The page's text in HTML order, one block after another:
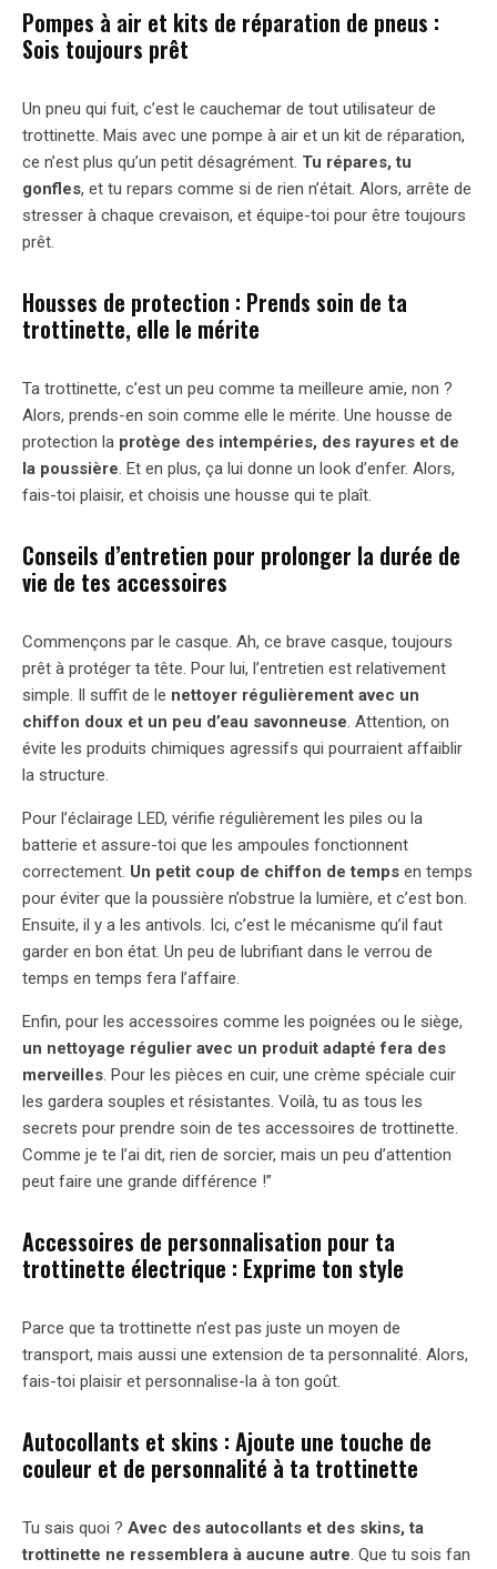
Pompes à air et kits de réparation de pneus :
Sois toujours prêt
Un pneu qui fuit, c’est le cauchemar de tout utilisateur de
trottinette. Mais avec une pompe à air et un kit de réparation,
ce n’est plus qu’un petit désagrément. Tu répares, tu
gonfles, et tu repars comme si de rien n’était. Alors, arrête de
stresser à chaque crevaison, et équipe-toi pour être toujours
prêt.
Housses de protection : Prends soin de ta
trottinette, elle le mérite
Ta trottinette, c’est un peu comme ta meilleure amie, non ?
Alors, prends-en soin comme elle le mérite. Une housse de
protection la protège des intempéries, des rayures et de
la poussière . Et en plus, ça lui donne un look d’enfer. Alors,
fais-toi plaisir, et choisis une housse qui te plaît.
Conseils d’entretien pour prolonger la durée de
vie de tes accessoires
Commençons par le casque. Ah, ce brave casque, toujours
prêt à protéger ta tête. Pour lui, l’entretien est relativement
simple. Il suffit de le nettoyer régulièrement avec un
chiffon doux et un peu d’eau savonneuse . Attention, on
évite les produits chimiques agressifs qui pourraient affaiblir
la structure.
Pour l’éclairage LED, vérifie régulièrement les piles ou la
batterie et assure-toi que les ampoules fonctionnent
correctement. Un petit coup de chiffon de temps en temps
pour éviter que la poussière n’obstrue la lumière, et c’est bon.
Ensuite, il y a les antivols. Ici, c’est le mécanisme qu’il faut
garder en bon état. Un peu de lubrifiant dans le verrou de
temps en temps fera l’affaire.
Enfin, pour les accessoires comme les poignées ou le siège,
un nettoyage régulier avec un produit adapté fera des
merveilles . Pour les pièces en cuir, une crème spéciale cuir
les gardera souples et résistantes. Voilà, tu as tous les
secrets pour prendre soin de tes accessoires de trottinette.
Comme je te l’ai dit, rien de sorcier, mais un peu d’attention
peut faire une grande différence !”
Accessoires de personnalisation pour ta
trottinette électrique : Exprime ton style
Parce que ta trottinette n’est pas juste un moyen de
transport, mais aussi une extension de ta personnalité. Alors,
fais-toi plaisir et personnalise-la à ton goût.
Autocollants et skins : Ajoute une touche de
couleur et de personnalité à ta trottinette
Tu sais quoi ? Avec des autocollants et des skins, ta
trottinette ne ressemblera à aucune autre . Que tu sois fan